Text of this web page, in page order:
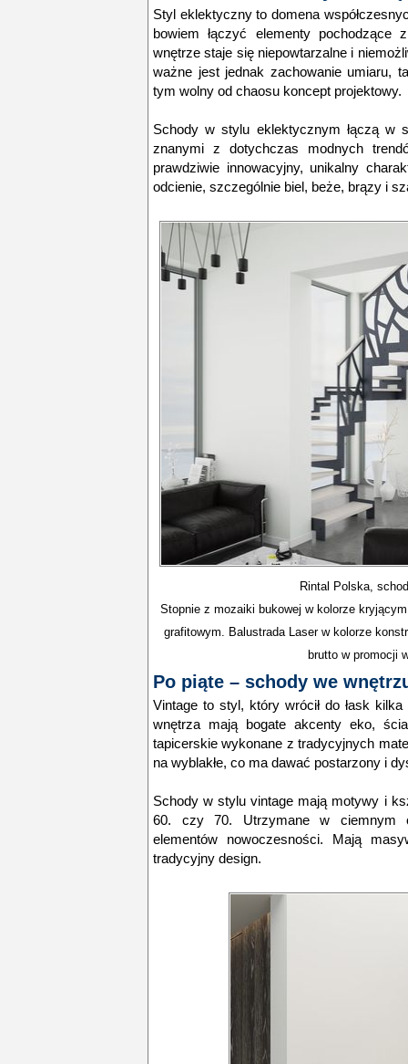
Styl eklektyczny to domena
bowiem łączyć elementy
wnętrze staje się niepowtarzalne i
ważne jest jednak zachowanie umiaru,
tym wolny od chaosu koncept projektowy.
Schody w stylu eklektycznym łączą w
znanymi z dotychczas modnych
prawdziwie innowacyjny, unikalny
odcienie, szczególnie biel, beże, brązy i
Rintal Polska,
Stopnie z mozaiki bukowej w kolorze
grafitowym. Balustrada Laser w kolorze
brutto w promocji
Po piąte – schody we
Vintage to styl, który wrócił do łask
wnętrza mają bogate akcenty eko,
tapicerskie wykonane z tradycyjnych
na wyblakłe, co ma dawać postarzony i
Schody w stylu vintage mają motywy i
60. czy 70. Utrzymane w ciemnym
elementów nowoczesności. Mają
tradycyjny design.